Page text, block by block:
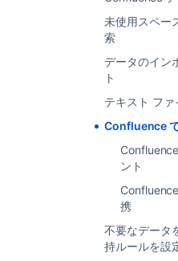
未使用スペー
索
データのイン
ト
テキスト ファ
Confluence
ント
携
不要なデータ
持ルールを設
のログ保存期
間の設定
監査ログを 2
サードパーテ
ィ製の監視ツ
ールとの連携
最新の 10 万
件の結果のエ
クスポート
カテゴリーお